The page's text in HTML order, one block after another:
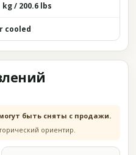
kg / 200.6 lbs
cooled
быть сняты с продажи.
ориентир.